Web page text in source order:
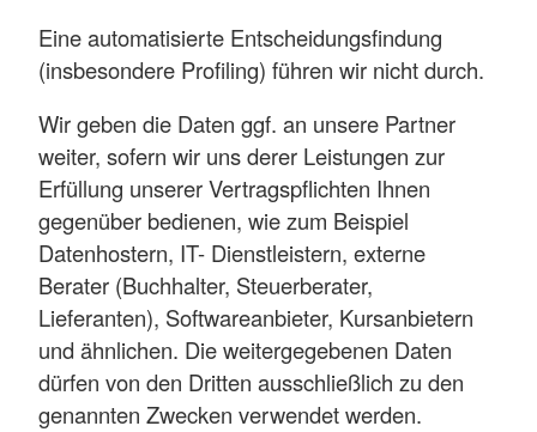
Eine automatisierte Entscheidungsfindung
(insbesondere Profiling) führen wir nicht durch.
Wir geben die Daten ggf. an unsere Partner
weiter, sofern wir uns derer Leistungen zur
Erfüllung unserer Vertragspflichten Ihnen
gegenüber bedienen, wie zum Beispiel
Datenhostern, IT- Dienstleistern, externe
Berater (Buchhalter, Steuerberater,
Lieferanten), Softwareanbieter, Kursanbietern
und ähnlichen. Die weitergegebenen Daten
dürfen von den Dritten ausschließlich zu den
genannten Zwecken verwendet werden.